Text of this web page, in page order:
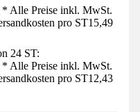
Alle Preise inkl. MwSt.
pro ST15,49
24 ST:
Alle Preise inkl. MwSt.
pro ST12,43